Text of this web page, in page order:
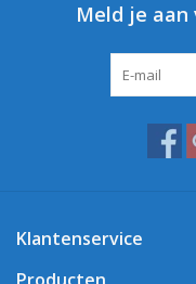
Meld je aan
Klantenservice